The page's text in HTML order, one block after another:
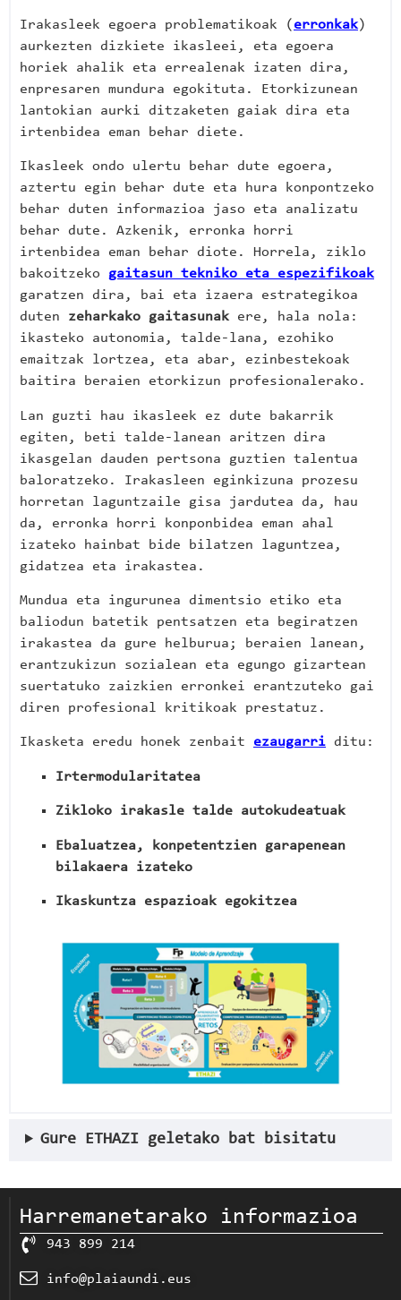
Irakasleek egoera problematikoak ( erronkak)
aurkezten dizkiete ikasleei, eta egoera
horiek ahalik eta errealenak izaten dira,
enpresaren mundura egokituta. Etorkizunean
lantokian aurki ditzaketen gaiak dira eta
irtenbidea eman behar diete.
Ikasleek ondo ulertu behar dute egoera,
aztertu egin behar dute eta hura konpontzeko
behar duten informazioa jaso eta analizatu
behar dute. Azkenik, erronka horri
irtenbidea eman behar diote. Horrela, ziklo
bakoitzeko gaitasun tekniko eta espezifikoak
garatzen dira, bai eta izaera estrategikoa
duten zeharkako gaitasunak ere, hala nola:
ikasteko autonomia, talde-lana, ezohiko
emaitzak lortzea, eta abar, ezinbestekoak
baitira beraien etorkizun profesionalerako.
Lan guzti hau ikasleek ez dute bakarrik
egiten, beti talde-lanean aritzen dira
ikasgelan dauden pertsona guztien talentua
baloratzeko. Irakasleen eginkizuna prozesu
horretan laguntzaile gisa jardutea da, hau
da, erronka horri konponbidea eman ahal
izateko hainbat bide bilatzen laguntzea,
gidatzea eta irakastea.
Mundua eta ingurunea dimentsio etiko eta
baliodun batetik pentsatzen eta begiratzen
irakastea da gure helburua; beraien lanean,
erantzukizun sozialean eta egungo gizartean
suertatuko zaizkien erronkei erantzuteko gai
diren profesional kritikoak prestatuz.
Ikasketa eredu honek zenbait ezaugarri ditu:
Irtermodularitatea
Zikloko irakasle talde autokudeatuak
Ebaluatzea, konpetentzien garapenean
bilakaera izateko
Ikaskuntza espazioak egokitzea
Gure ETHAZI geletako bat bisitatu
Harremanetarako informazioa
943 899 214
info@plaiaundi.eus